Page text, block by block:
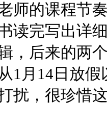
师的课程节
读完写出详
，后来的两
1月14日放
扰，很珍惜